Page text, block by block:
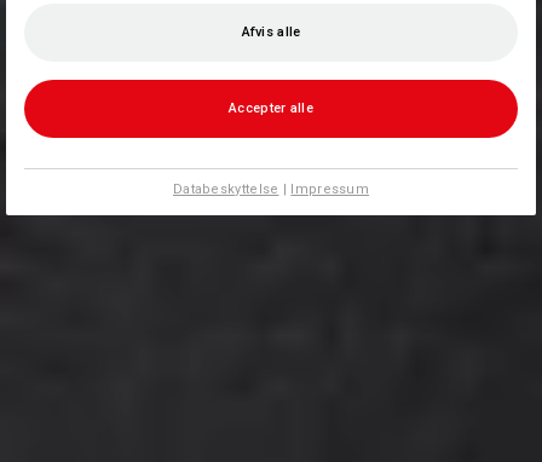
Afvis alle
Accepter alle
Databeskyttelse | Impressum